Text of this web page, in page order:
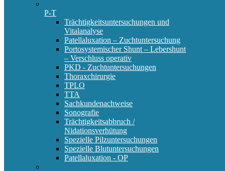
P-T
Trächtigkeitsuntersuchungen und
Vitalanalyse
Patellaluxation – Zuchtuntersuchung
Portosystemischer Shunt – Lebershunt
– Verschluss operativ
PKD - Zuchtuntersuchungen
Thoraxchirurgie
TPLO
TTA
Sachkundenachweise
Sonografie
Trächtigkeitsabbruch /
Nidationsverhütung
Spezielle Pilzuntersuchungen
Spezielle Blutuntersuchungen
Patellaluxation - OP